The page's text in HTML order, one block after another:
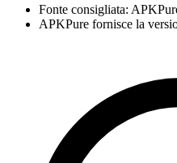
Fonte consigliata:
APKPure fornisce la